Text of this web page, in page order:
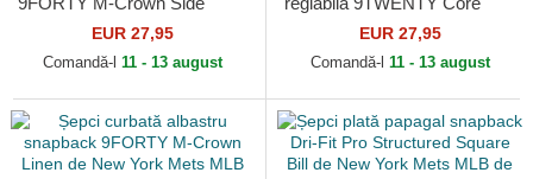
Script de New York Mets
MLB de New Era
EUR 27,95
Comandă-l 11 - 13 august
Classic de New York Mets
MLB de New Era
EUR 27,95
Comandă-l 11 - 13 august